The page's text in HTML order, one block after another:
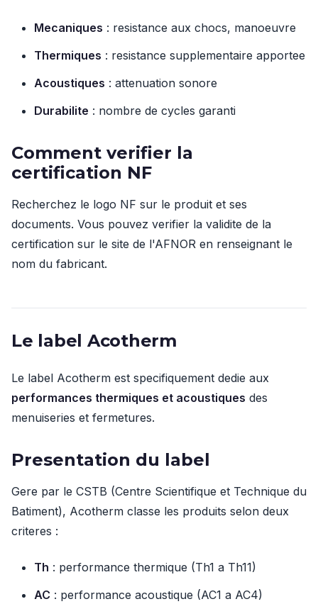
Mecaniques : resistance aux chocs, manoeuvre
Thermiques : resistance supplementaire apportee
Acoustiques : attenuation sonore
Durabilite : nombre de cycles garanti
Comment verifier la
certification NF
Recherchez le logo NF sur le produit et ses
documents. Vous pouvez verifier la validite de la
certification sur le site de l'AFNOR en renseignant le
nom du fabricant.
Le label Acotherm
Le label Acotherm est specifiquement dedie aux
performances thermiques et acoustiques des
menuiseries et fermetures.
Presentation du label
Gere par le CSTB (Centre Scientifique et Technique du
Batiment), Acotherm classe les produits selon deux
criteres :
Th : performance thermique (Th1 a Th11)
AC : performance acoustique (AC1 a AC4)